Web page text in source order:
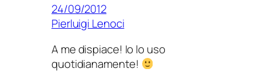
24/09/2012
Pierluigi Lenoci
A me dispiace! Io lo uso
quotidianamente!